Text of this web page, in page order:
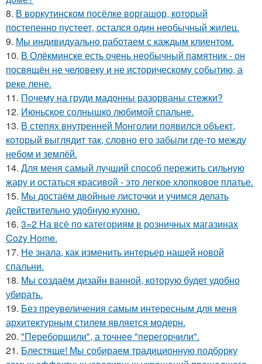
8. В воркутинском посёлке воргашор, который
постепенно пустеет, остался один необычный жилец.
9. Мы индивидуально работаем с каждым клиентом.
10. В Олёкминске есть очень необычный памятник - он
посвящён не человеку и не историческому событию, а
реке лене.
11. Почему на груди мадонны разорваны стежки?
12. Июньское солнышко любимой спальне.
13. В степях внутренней Монголии появился объект,
который выглядит так, словно его забыли где-то между
небом и землёй.
14. Для меня самый лучший способ пережить сильную
жару и остаться красивой - это легкое хлопковое платье.
15. Мы достаём двойные листочки и учимся делать
действительно удобную кухню.
16. 3=2 На всё по категориям в розничных магазинах
Cozy Home.
17. Не знала, как изменить интерьер нашей новой
спальни.
18. Мы создаём дизайн ванной, которую будет удобно
убирать.
19. Без преувеличения самым интересным для меня
архитектурным стилем является модерн.
20. "Переборщили", а точнее "перегорчили".
21. Блестяще! Мы собираем традиционную подборку